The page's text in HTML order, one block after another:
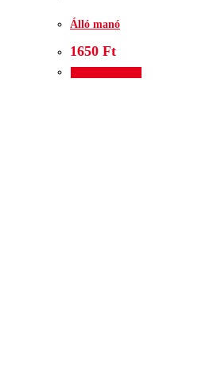
Álló manó
1650 Ft